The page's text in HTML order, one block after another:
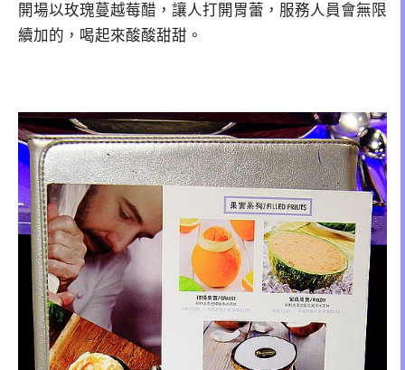
開場以玫瑰蔓越莓醋，讓人打開胃蕾，服務人員會無限
續加的，喝起來酸酸甜甜。